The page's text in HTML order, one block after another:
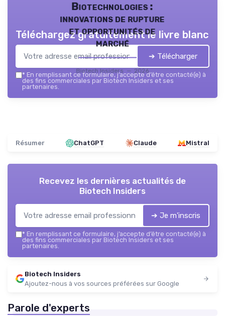
Biotechnologies :
innovations de rupture
et opportunités de
marché
Biotech Insiders — 2026
Téléchargez gratuitement le livre blanc
➔ Télécharger
* En remplissant ce formulaire, j’accepte d’être contacté(e) à
des fins commerciales par Biotech Insiders et ses
partenaires.
Résumer ChatGPT Claude Mistral
Recevez les dernières actualités de
Biotech Insiders
➔ Je m'inscris
* En remplissant ce formulaire, j’accepte d’être contacté(e) à
des fins commerciales par Biotech Insiders et ses
partenaires.
Biotech Insiders
Ajoutez-nous à vos sources préférées sur Google
Parole d'experts